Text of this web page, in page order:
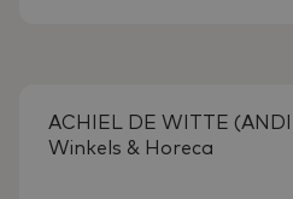
ACHIEL DE WITTE
Winkels & Horeca